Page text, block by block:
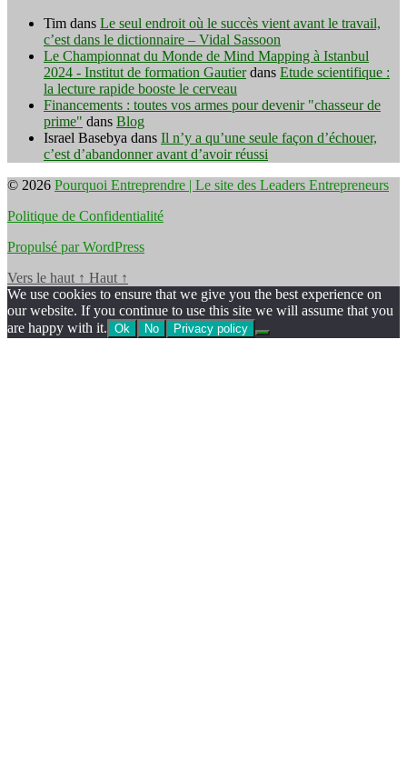
Tim dans Le seul endroit où le succès vient avant le travail,
c’est dans le dictionnaire – Vidal Sassoon
Le Championnat du Monde de Mind Mapping à Istanbul
2024 - Institut de formation Gautierdans Etude scientifique :
la lecture rapide booste le cerveau
Financements : toutes vos armes pour devenir "chasseur de
prime" dans Blog
Israel Basebya dans Il n’y a qu’une seule façon d’échouer,
c’est d’abandonner avant d’avoir réussi
© 2026 Pourquoi Entreprendre | Le site des Leaders Entrepreneurs
Politique de Confidentialité
Propulsé par WordPress
Vers le haut ↑ Haut ↑
We use cookies to ensure that we give you the best experience on
our website. If you continue to use this site we will assume that you
are happy with it. Ok No Privacy policy